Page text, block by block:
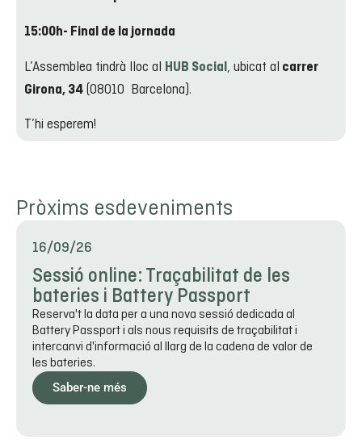
15:00h- Final de la jornada
L’Assemblea tindrà lloc al HUB Social , ubicat al carrer
Girona, 34 (08010 Barcelona).
T’hi esperem!
Pròxims esdeveniments
16/09/26
Sessió online: Traçabilitat de les
bateries i Battery Passport
Reserva't la data per a una nova sessió dedicada al
Battery Passport i als nous requisits de traçabilitat i
intercanvi d'informació al llarg de la cadena de valor de
les bateries.
Saber-ne més